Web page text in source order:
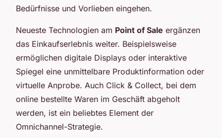
Bedürfnisse und Vorlieben eingehen.
Neueste Technologien am Point of Sale ergänzen
das Einkaufserlebnis weiter. Beispielsweise
ermöglichen digitale Displays oder interaktive
Spiegel eine unmittelbare Produktinformation oder
virtuelle Anprobe. Auch Click & Collect, bei dem
online bestellte Waren im Geschäft abgeholt
werden, ist ein beliebtes Element der
Omnichannel-Strategie.